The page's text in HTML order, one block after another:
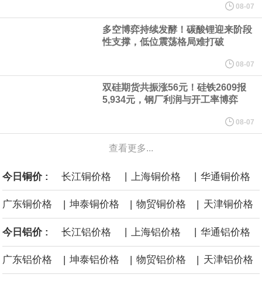
据报道，威刚近日在法说会上表示，在需求增加、价格走高及货源
稳定的三大有利因素带动下，预期第3季度营运将优于第2季度，并
进一步扩大全年营运成果。
美国国会预算办公室（CBO）于当地时间5日发布报告称，美国海军
计划建造的15艘核动力“特朗普级”（Trump-class）战列舰，从研发
到采购的总费用可能高达2750亿美元，为美国有史以来最昂贵的水
面战舰项目之一。 根据CBO的初步估算，首舰造价约234亿美元，
后续14艘平均每艘约180亿美元。
黄金价格有望录得自今年1月以来最大单周涨幅。油价走弱为金价提
08-07
多空博弈持续发酵！碳酸锂迎来阶段
性支撑，低位震荡格局难打破
08-07
双硅期货共振涨56元！硅铁2609报
5,934元，钢厂利润与开工率博弈
08-07
查看更多...
今日铜价 : 长江铜价格 | 上海铜价格 | 华通铜价格
广东铜价格 | 坤泰铜价格 | 物贸铜价格 | 天津铜价格
今日铝价 : 长江铝价格 上海铝价格 华通铝价格
广东铝价格 | 坤泰铝价格 | 物贸铝价格 | 天津铝价格